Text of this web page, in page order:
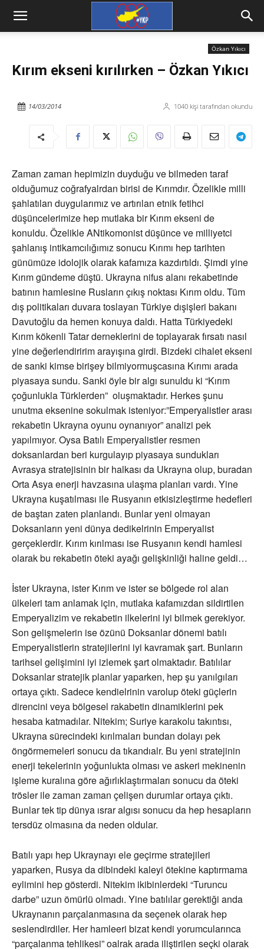
Özkan Yıkıcı
Kırım ekseni kırılırken – Özkan Yıkıcı
1040 kişi tarafından okundu
14/03/2014
Zaman zaman hepimizin duyduğu ve bilmeden taraf
olduğumuz coğrafyalrdan birisi de Kırımdır. Özelikle milli
şahlatılan duygularımız ve artırılan etnik fetihci
düşüncelerimize hep mutlaka bir Kırım ekseni de
konuldu. Özelikle ANtikomonist düşünce ve milliyetci
şahlanış intikamcılığımız sonucu Kırımı hep tarihten
günümüze idolojik olarak kafamıza kazdırtıldı. Şimdi yine
Kırım gündeme düştü. Ukrayna nifus alanı rekabetinde
batının hamlesine Rusların çıkış noktası Kırım oldu. Tüm
dış politikaları duvara toslayan Türkiye dışişleri bakanı
Davutoğlu da hemen konuya daldı. Hatta Türkiyedeki
Kırım kökenli Tatar derneklerini de toplayarak fırsatı nasıl
yine değerlendiririm arayışına girdi. Bizdeki cihalet ekseni
de sanki kimse birişey bilmiyormuşcasına Kırımı arada
piyasaya sundu. Sanki öyle bir algı sunuldu ki “Kırım
çoğunlukla Türklerden” oluşmaktadır. Herkes şunu
unutma eksenine sokulmak isteniyor:”Emperyalistler arası
rekabetin Ukrayna oyunu oynanıyor” analizi pek
yapılmıyor. Oysa Batılı Emperyalistler resmen
doksanlardan beri kurgulayıp piyasaya sundukları
Avrasya stratejisinin bir halkası da Ukrayna olup, buradan
Orta Asya enerji havzasına ulaşma planları vardı. Yine
Ukrayna kuşatılması ile Rusyanın etkisizleştirme hedefleri
de baştan zaten planlandı. Bunlar yeni olmayan
Doksanların yeni dünya dedikelrinin Emperyalist
gerçeklerdir. Kırım kırılması ise Rusyanın kendi hamlesi
olarak bu rekabetin öteki ayağı gelişkinliği haline geldi…
İster Ukrayna, ister Kırım ve ister se bölgede rol alan
ülkeleri tam anlamak için, mutlaka kafamızdan sildirtilen
Emperyalizim ve rekabetin ilkelerini iyi bilmek gerekiyor.
Son gelişmelerin ise özünü Doksanlar dönemi batılı
Emperyalistlerin stratejilerini iyi kavramak şart. Bunların
tarihsel gelişimini iyi izlemek şart olmaktadır. Batılılar
Doksanlar stratejik planlar yaparken, hep şu yanılgıları
ortaya çıktı. Sadece kendielrinin varolup öteki güçlerin
direncini veya bölgesel rakabetin dinamiklerini pek
hesaba katmadılar. Nitekim; Suriye karakolu takıntısı,
Ukrayna sürecindeki kırılmaları bundan dolayı pek
öngörmemeleri sonucu da tıkandıalr. Bu yeni stratejinin
enerji tekelerinin yoğunlukta olması ve askeri mekinenin
işleme kuralına göre ağırlıklaştırmaları sonucu da öteki
trösler ile zaman zaman çelişen durumlar ortaya çıktı.
Bunlar tek tip dünya ısrar algısı sonucu da hep hesapların
tersdüz olmasına da neden oldular.
Batılı yapı hep Ukraynayı ele geçirme stratejileri
yaparken, Rusya da dibindeki kaleyi ötekine kaptırmama
eylimini hep gösterdi. Nitekim ikibinlerdeki “Turuncu
darbe” uzun ömürlü olmadı. Yine batılılar gerektiği anda
Ukraynanın parçalanmasına da seçenek olarak hep
seslendirdiler. Her hamleeri bizat kendi yorumcularınca
“parçalanma tehlikesi” oalrak arada iliştirilen seçki olarak